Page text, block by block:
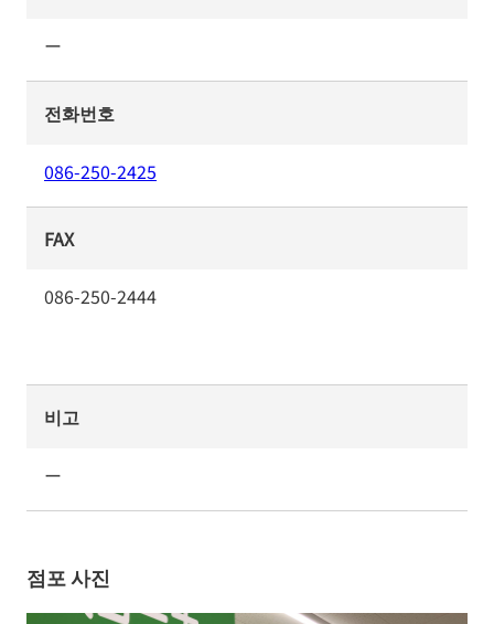
ー
전화번호
086-250-2425
FAX
086-250-2444
비고
ー
점포 사진